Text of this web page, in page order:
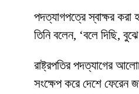
পদত্যাগপত্রে স্বাক্ষর করা
তিনি বলেন, ‘বলে দিছি,
রাষ্ট্রপতির পদত্যাগের
সংক্ষেপ করে দেশে ফেরেন